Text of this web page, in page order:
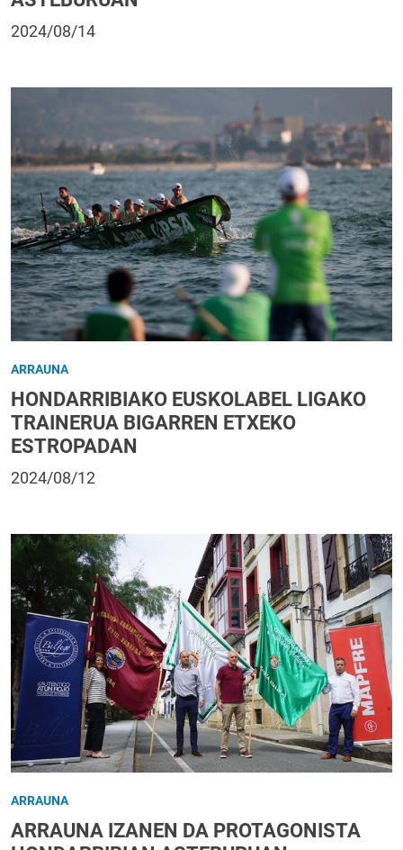
2024/08/14
ARRAUNA
HONDARRIBIAKO EUSKOLABEL LIGAKO
TRAINERUA BIGARREN ETXEKO
ESTROPADAN
2024/08/12
ARRAUNA
ARRAUNA IZANEN DA PROTAGONISTA